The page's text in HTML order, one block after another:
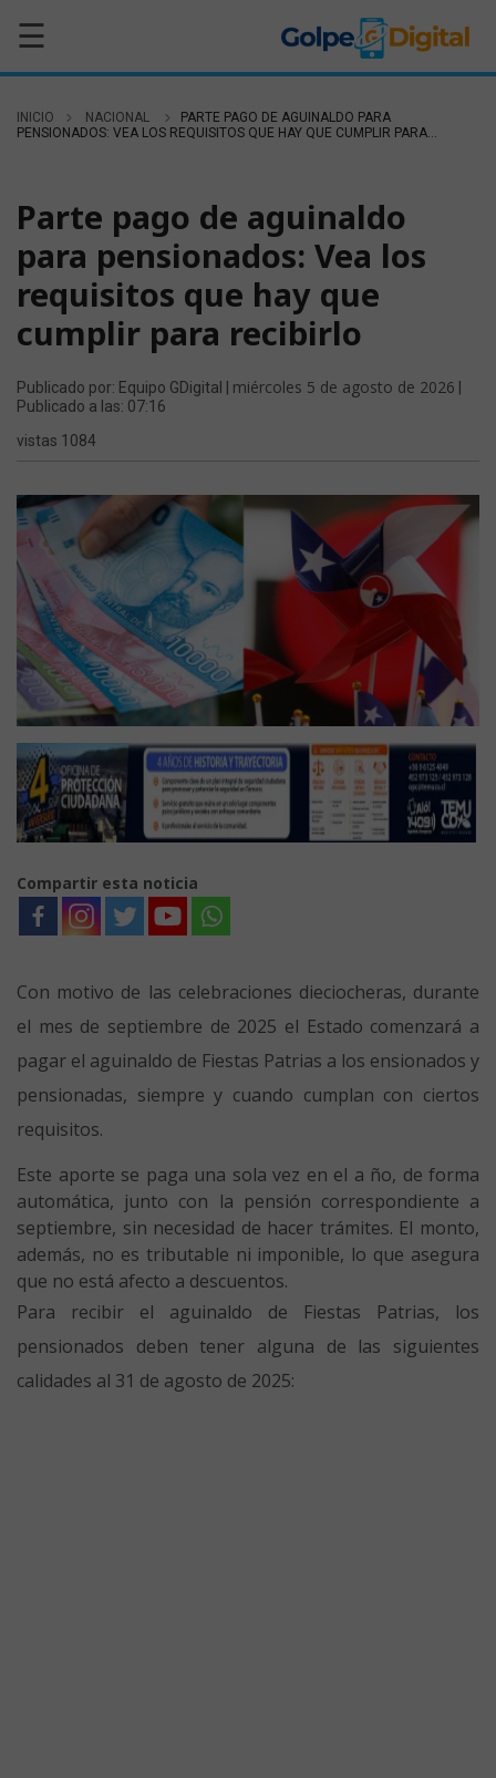
☰
INICIO NACIONAL
PARTE PAGO DE AGUINALDO PARA
PENSIONADOS: VEA LOS REQUISITOS QUE HAY QUE CUMPLIR PARA...
Parte pago de aguinaldo
para pensionados: Vea los
requisitos que hay que
cumplir para recibirlo
Publicado por: Equipo GDigital | miércoles 5 de agosto de 2026
Publicado a las: 07:16
vistas 1084
Compartir esta noticia
Con motivo de las celebraciones dieciocheras, durante
el mes de septiembre de 2025 el Estado comenzará a
pagar el aguinaldo de Fiestas Patrias a los ensionados y
pensionadas, siempre y cuando cumplan con ciertos
requisitos.
Este aporte se paga una sola vez en el a ño, de forma
automática, junto con la pensión correspondiente a
septiembre, sin necesidad de hacer trámites. El monto,
además, no es tributable ni imponible, lo que asegura
que no está afecto a descuentos.
Para recibir el aguinaldo de Fiestas Patrias, los
pensionados deben tener alguna de las siguientes
calidades al 31 de agosto de 2025: